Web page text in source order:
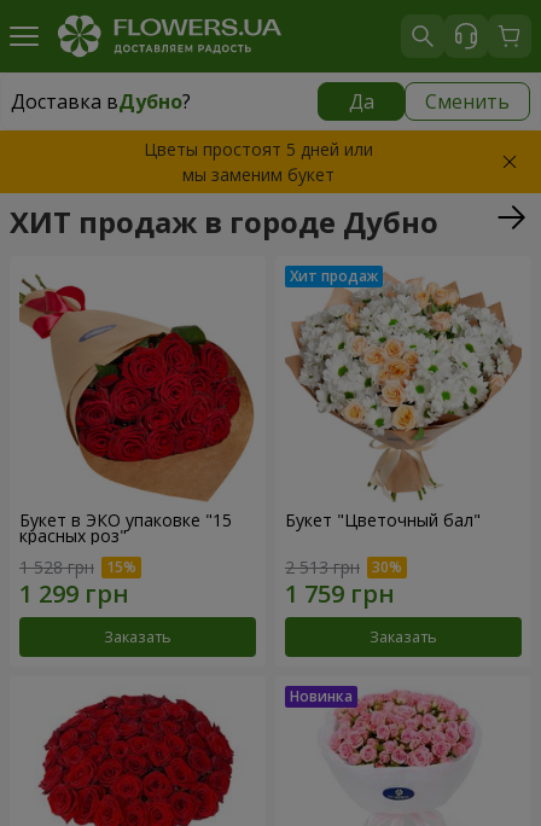
Доставка вДубно? Да Сменить
Доставка вДубно|
Цветы простоят 5 дней или
мы заменим букет
ХИТ продаж в городе Дубно
Букет в ЭКО упаковке "15
красных роз"
1 528 грн
Заказать
Букет "Цветочный бал"
2 513 грн
Заказать